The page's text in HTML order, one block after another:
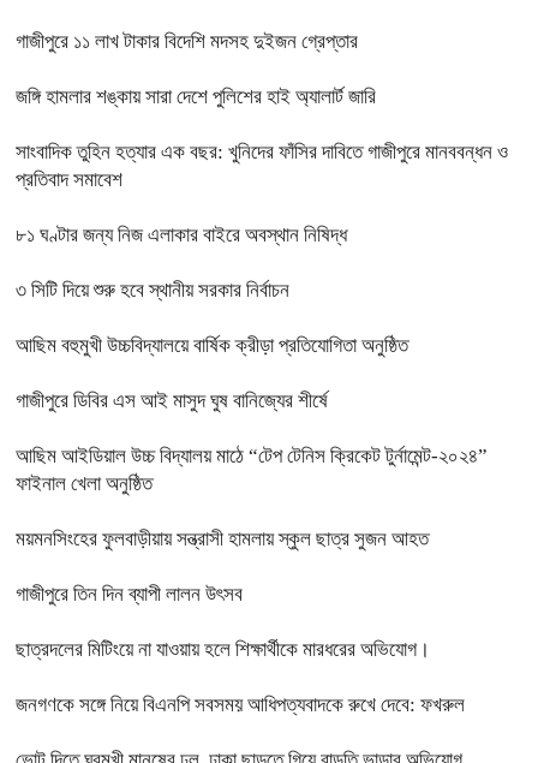
গাজীপুরে ১১ লাখ টাকার বিদেশি মদসহ দুইজন গ্রেপ্তার
জঙ্গি হামলার শঙ্কায় সারা দেশে পুলিশের হাই অ্যালার্ট জারি
সাংবাদিক তুহিন হত্যার এক বছর: খুনিদের ফাঁসির দাবিতে গাজীপুরে মানববন্ধন ও
প্রতিবাদ সমাবেশ
৮১ ঘণ্টার জন্য নিজ এলাকার বাইরে অবস্থান নিষিদ্ধ
৩ সিটি দিয়ে শুরু হবে স্থানীয় সরকার নির্বাচন
আছিম বহুমুখী উচ্চবিদ্যালয়ে বার্ষিক ক্রীড়া প্রতিযোগিতা অনুষ্ঠিত
গাজীপুরে ডিবির এস আই মাসুদ ঘুষ বানিজ্যের শীর্ষে
আছিম আইডিয়াল উচ্চ বিদ্যালয় মাঠে “টেপ টেনিস ক্রিকেট টুর্নামেন্ট-২০২৪”
ফাইনাল খেলা অনুষ্ঠিত
ময়মনসিংহের ফুলবাড়ীয়ায় সন্ত্রাসী হামলায় স্কুল ছাত্র সুজন আহত
গাজীপুরে তিন দিন ব্যাপী লালন উৎসব
ছাত্রদলের মিটিংয়ে না যাওয়ায় হলে শিক্ষার্থীকে মারধরের অভিযোগ।
জনগণকে সঙ্গে নিয়ে বিএনপি সবসময় আধিপত্যবাদকে রুখে দেবে: ফখরুল